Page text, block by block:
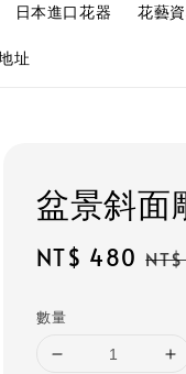
日本進口花器 花藝
址
盆景斜面
Sale
NT$ 480
數量